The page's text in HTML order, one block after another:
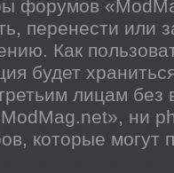
форумов
перенести
Как
будет
лицам
ни
которые могут